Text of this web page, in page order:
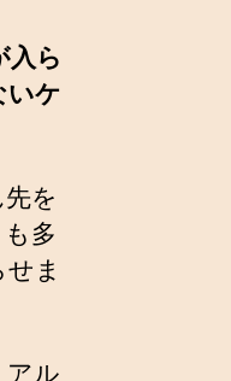
入ら
いケ
を
多
ま
アル